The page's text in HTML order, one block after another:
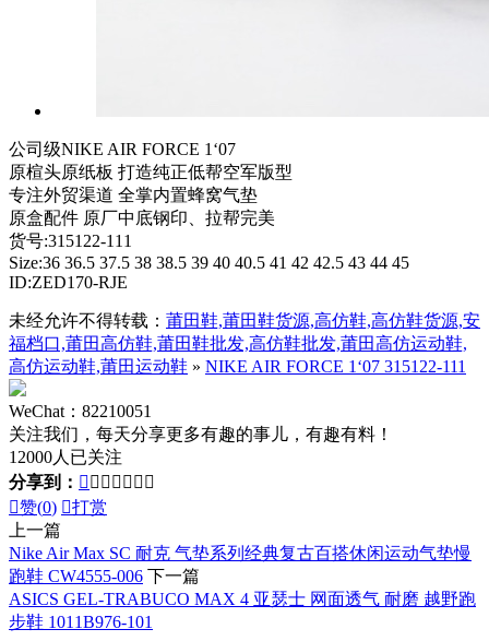
公司级NIKE AIR FORCE 1‘07
原楦头原纸板 打造纯正低帮空军版型
专注外贸渠道 全掌内置蜂窝气垫
原盒配件 原厂中底钢印、拉帮完美
货号:315122-111
Size:36 36.5 37.5 38 38.5 39 40 40.5 41 42 42.5 43 44 45
ID:ZED170-RJE
未经允许不得转载： 莆田鞋,莆田鞋货源,高仿鞋,高仿鞋货源,安
福档口,莆田高仿鞋,莆田鞋批发,高仿鞋批发,莆田高仿运动鞋,
高仿运动鞋,莆田运动鞋 » NIKE AIR FORCE 1‘07 315122-111
WeChat：82210051
关注我们，每天分享更多有趣的事儿，有趣有料！
12000人已关注
分享到：       
赞(0) 打赏
上一篇
Nike Air Max SC 耐克 气垫系列经典复古百搭休闲运动气垫慢
跑鞋 CW4555-006 下一篇
ASICS GEL-TRABUCO MAX 4 亚瑟士 网面透气 耐磨 越野跑
步鞋 1011B976-101